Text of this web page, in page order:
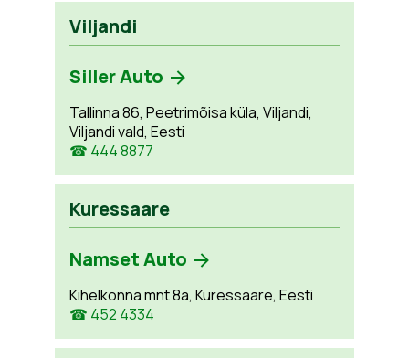
Viljandi
Siller Auto
Tallinna 86, Peetrimõisa küla, Viljandi,
Viljandi vald, Eesti
☎ 444 8877
Kuressaare
Namset Auto
Kihelkonna mnt 8a, Kuressaare, Eesti
☎ 452 4334